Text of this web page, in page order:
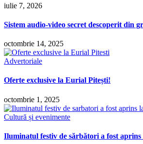
iulie 7, 2026
Sistem audio-video secret descoperit din
octombrie 14, 2025
Advertoriale
Oferte exclusive la Eurial Pitești!
octombrie 1, 2025
Cultură și evenimente
Iluminatul festiv de sărbători a fost